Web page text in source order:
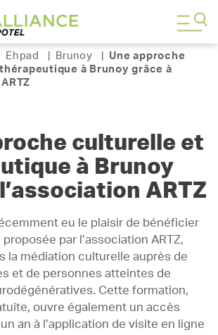
Ehpad Brunoy
Une approche
à Brunoy grâce à
culturelle et
à Brunoy
ARTZ
eu le plaisir de bénéficier
par l’association ARTZ,
la médiation culturelle auprès de
et de personnes atteintes de
Cette formation,
ouvre également un accès
an à l’application de visite en ligne